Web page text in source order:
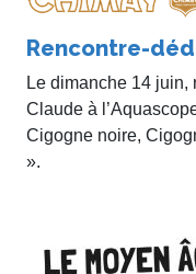
Rencontre-
Le dimanche 14 juin,
Claude à
Cigogne noire,
».